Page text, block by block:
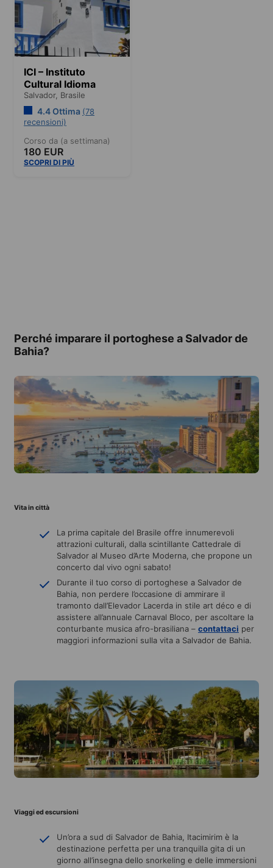
ICI – Instituto
Cultural Idioma
Salvador, Brasile
4.4 Ottima (78
recensioni)
Corso da (a settimana)
180 EUR
SCOPRI DI PIÙ
Perché imparare il portoghese a Salvador de
Bahia?
Vita in città
La prima capitale del Brasile offre innumerevoli
attrazioni culturali, dalla scintillante Cattedrale di
Salvador al Museo d’Arte Moderna, che propone un
concerto dal vivo ogni sabato!
Durante il tuo corso di portoghese a Salvador de
Bahia, non perdere l’occasione di ammirare il
tramonto dall’Elevador Lacerda in stile art déco e di
assistere all’annuale Carnaval Bloco, per ascoltare la
conturbante musica afro-brasiliana – contattaci per
maggiori informazioni sulla vita a Salvador de Bahia.
Viaggi ed escursioni
Un’ora a sud di Salvador de Bahia, Itacimirim è la
destinazione perfetta per una tranquilla gita di un
giorno all’insegna dello snorkeling e delle immersioni